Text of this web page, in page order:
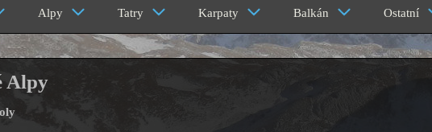
Alpy Tatry Karpaty Balkán Ostatní
Alpy